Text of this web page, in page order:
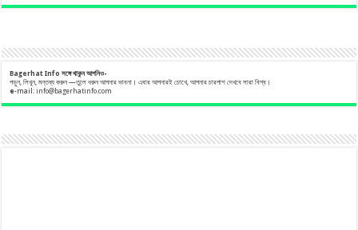
Bagerhat Info সঙ্গেথাকুনআপনিও-
পড়ুন, লিখুন, মন্তব্য করুন —তুলে ধরুন আপনার ভাবনা। এবার আপনারই চোখে, আপনার চারপাশ দেখবে সারা বিশ্ব।
e-mail:info@bagerhatinfo.com